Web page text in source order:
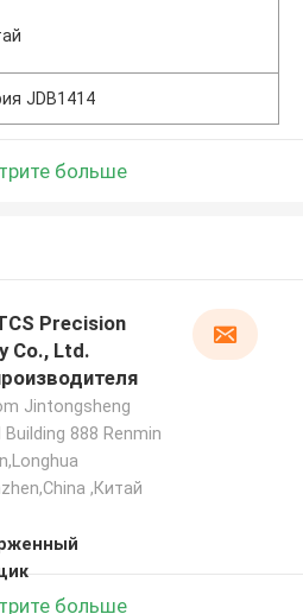
JDB1414
больше
Precision
Co., Ltd.
Jintongsheng
888 Renmin
,Китай
больше